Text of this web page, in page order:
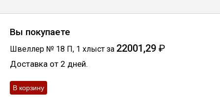
Скобо-гибочные изделия
Остальное
Вы покупаете
Швеллер № 18 П, 1 хлыст за 22001,29 ₽
Доставка от 2 дней.